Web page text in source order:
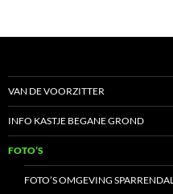
VAN DE VOORZITTER
INFO KASTJE BEGANE GROND
FOTO’S
FOTO’S OMGEVING SPARRENDAL